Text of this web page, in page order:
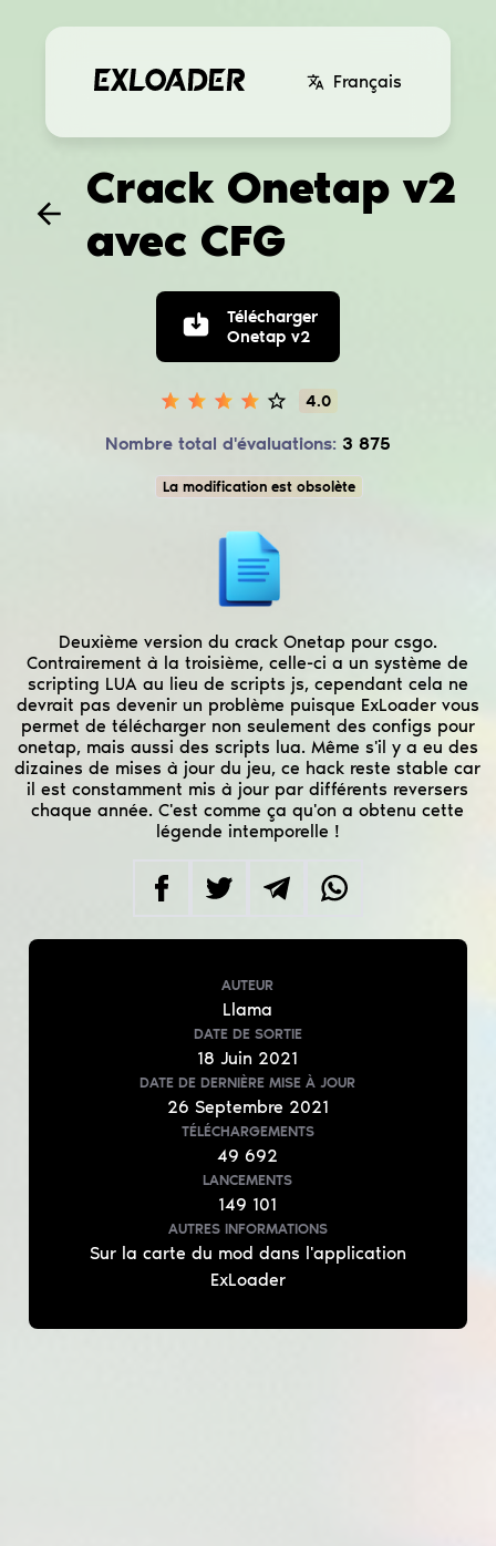
Français
Crack Onetap v2
avec CFG
Télécharger
Onetap v2
4.0
Nombre total d'évaluations: 3 875
La modification est obsolète
Deuxième version du crack Onetap pour csgo.
Contrairement à la troisième, celle-ci a un système de
scripting LUA au lieu de scripts js, cependant cela ne
devrait pas devenir un problème puisque ExLoader vous
permet de télécharger non seulement des configs pour
onetap, mais aussi des scripts lua. Même s'il y a eu des
dizaines de mises à jour du jeu, ce hack reste stable car
il est constamment mis à jour par différents reversers
chaque année. C'est comme ça qu'on a obtenu cette
légende intemporelle !
AUTEUR
Llama
DATE DE SORTIE
18Juin 2021
DATE DE DERNIÈRE MISE À JOUR
26 Septembre 2021
TÉLÉCHARGEMENTS
49 692
LANCEMENTS
149 101
AUTRES INFORMATIONS
Sur la carte du mod dans l'application
ExLoader